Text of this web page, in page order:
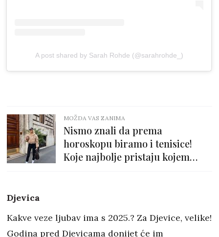
A post shared by Sarah Rohde (@sarahrohde_)
MOŽDA VAS ZANIMA
Nismo znali da prema
horoskopu biramo i tenisice!
Koje najbolje pristaju kojem
Djevica
Kakve veze ljubav ima s 2025.? Za Djevice, velike!
Godina pred Djevicama donijet će im